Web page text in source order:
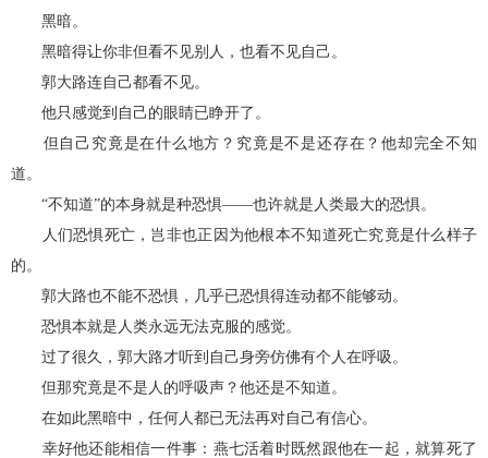
黑暗。
黑暗得让你非但看不见别人，也看不见自己。
郭大路连自己都看不见。
他只感觉到自己的眼睛已睁开了。
但自己究竟是在什么地方？究竟是不是还存在？他却完全不知
道。
“不知道”的本身就是种恐惧——也许就是人类最大的恐惧。
人们恐惧死亡，岂非也正因为他根本不知道死亡究竟是什么样子
的。
郭大路也不能不恐惧，几乎已恐惧得连动都不能够动。
恐惧本就是人类永远无法克服的感觉。
过了很久，郭大路才听到自己身旁仿佛有个人在呼吸。
但那究竟是不是人的呼吸声？他还是不知道。
在如此黑暗中，任何人都已无法再对自己有信心。
幸好他还能相信一件事：燕七活着时既然跟他在一起，就算死了